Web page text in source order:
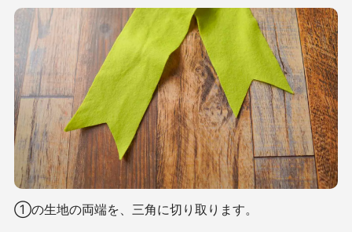
①の生地の両端を、三角に切り取ります。